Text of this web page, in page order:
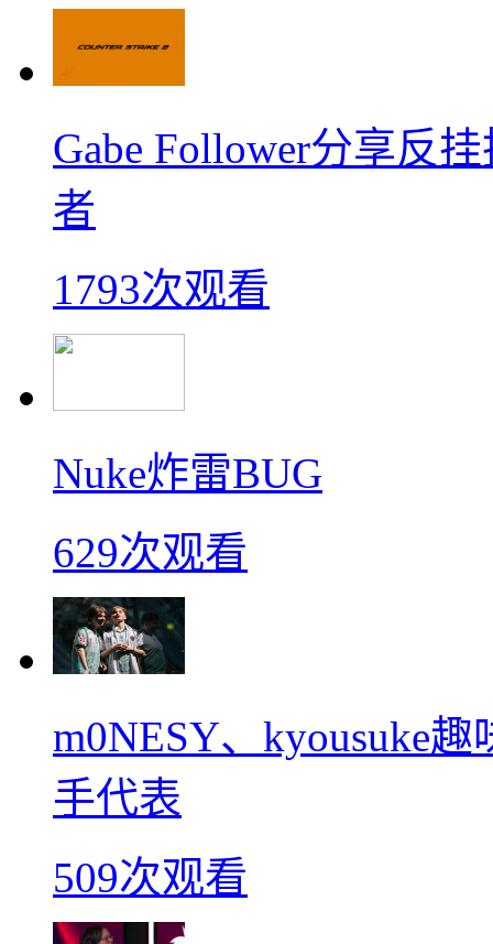
Gabe Follower分享反
者
1793次观看
Nuke炸雷BUG
629次观看
m0NESY、kyousuke
手代表
509次观看